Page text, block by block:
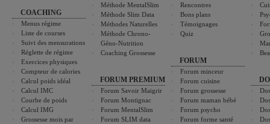
COACHING
Menus régime
Liste de courses
Suivi des mensurations
Réglette de régime
Exercices physiques
Compteur de calories
Calcul poids idéal
Calcul IMC
Courbe de poids
Calcul IMG
Grossesse mois par
Méthode MentalSlim
Méthode Slim Data
Méthodes Naturelles
Méthode Chrono-
Géno-Nutrition
Coaching Grossesse
FORUM PREMIUM
Forum Savoir Maigrir
Forum Montignac
Forum MentalSlim
Forum SLIM data
Rencontres
Bons plans
Témoignages
Quiz
FORUM
Forum minceur
Forum cuisine
Forum grossesse
Forum maman bébé
Forum psycho
Forum forme santé